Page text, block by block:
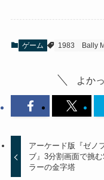
ゲーム 1983 Bally
よか
アーケード版『ゼノ
ブ』3分割画面で挑
ラーの金字塔